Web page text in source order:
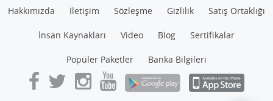
Hakkımızda İletişim Sözleşme Gizlilik Satış Ortaklığı
İnsan Kaynakları Video Blog Sertifikalar
Popüler Paketler Banka Bilgileri